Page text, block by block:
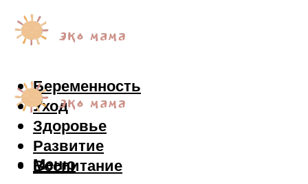
Беременность
Уход
Здоровье
Развитие
Воспитание
Меню